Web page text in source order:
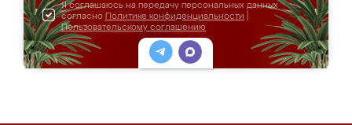
Я соглашаюсь на передачу персональных данных
согласно Политике конфиденциальности
Пользовательскому соглашению